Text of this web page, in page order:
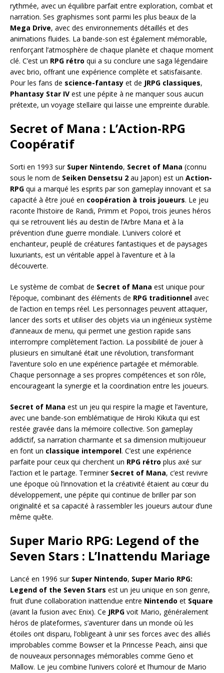
rythmée, avec un équilibre parfait entre exploration, combat et
narration. Ses graphismes sont parmi les plus beaux de la
Mega Drive, avec des environnements détaillés et des
animations fluides. La bande-son est également mémorable,
renforçant l’atmosphère de chaque planète et chaque moment
clé. C’est un RPG rétro qui a su conclure une saga légendaire
avec brio, offrant une expérience complète et satisfaisante.
Pour les fans de science-fantasy et de JRPG classiques,
Phantasy Star IV est une pépite à ne manquer sous aucun
prétexte, un voyage stellaire qui laisse une empreinte durable.
Secret of Mana : L’Action-RPG
Coopératif
Sorti en 1993 sur Super Nintendo, Secret of Mana (connu
sous le nom de Seiken Densetsu 2 au Japon) est un Action-
RPG qui a marqué les esprits par son gameplay innovant et sa
capacité à être joué en coopération à trois joueurs. Le jeu
raconte l’histoire de Randi, Primm et Popoi, trois jeunes héros
qui se retrouvent liés au destin de l’Arbre Mana et à la
prévention d’une guerre mondiale. L’univers coloré et
enchanteur, peuplé de créatures fantastiques et de paysages
luxuriants, est un véritable appel à l’aventure et à la
découverte.
Le système de combat de Secret of Mana est unique pour
l’époque, combinant des éléments de RPG traditionnel avec
de l’action en temps réel. Les personnages peuvent attaquer,
lancer des sorts et utiliser des objets via un ingénieux système
d’anneaux de menu, qui permet une gestion rapide sans
interrompre complètement l’action. La possibilité de jouer à
plusieurs en simultané était une révolution, transformant
l’aventure solo en une expérience partagée et mémorable.
Chaque personnage a ses propres compétences et son rôle,
encourageant la synergie et la coordination entre les joueurs.
Secret of Mana est un jeu qui respire la magie et l’aventure,
avec une bande-son emblématique de Hiroki Kikuta qui est
restée gravée dans la mémoire collective. Son gameplay
addictif, sa narration charmante et sa dimension multijoueur
en font un classique intemporel. C’est une expérience
parfaite pour ceux qui cherchent un RPG rétro plus axé sur
l’action et le partage. Terminer Secret of Mana, c’est revivre
une époque où l’innovation et la créativité étaient au cœur du
développement, une pépite qui continue de briller par son
originalité et sa capacité à rassembler les joueurs autour d’une
même quête.
Super Mario RPG: Legend of the
Seven Stars : L’Inattendu Mariage
Lancé en 1996 sur Super Nintendo, Super Mario RPG:
Legend of the Seven Stars est un jeu unique en son genre,
fruit d’une collaboration inattendue entre Nintendo et Square
(avant la fusion avec Enix). Ce JRPG voit Mario, généralement
héros de plateformes, s’aventurer dans un monde où les
étoiles ont disparu, l’obligeant à unir ses forces avec des alliés
improbables comme Bowser et la Princesse Peach, ainsi que
de nouveaux personnages mémorables comme Geno et
Mallow. Le jeu combine l’univers coloré et l’humour de Mario